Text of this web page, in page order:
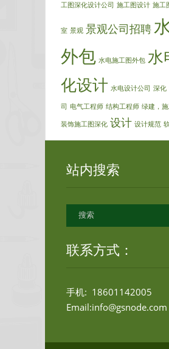
工图深化设计公司 施工图设计 施工
室 景观 景观公司招聘
外包 水电施工图外包 水
化设计 水电设计公司 深化
司 电气工程师 结构工程师 绿建，
装饰施工图深化 设计 设计规范
站内搜索
联系方式：
手机: 18601142005
Email:info@gsnode.com